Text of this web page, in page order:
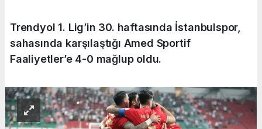
Trendyol 1. Lig’in 30. haftasında İstanbulspor,
sahasında karşılaştığı Amed Sportif
Faaliyetler’e 4-0 mağlup oldu.